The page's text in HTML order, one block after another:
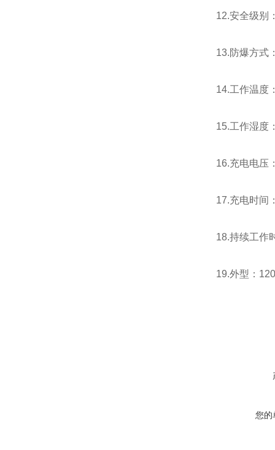
12.安全级别
13.防爆方式
14.工作温
15.工作湿度
16.充电电压
17.充电时间
18.持续工作
19.外型：
您的